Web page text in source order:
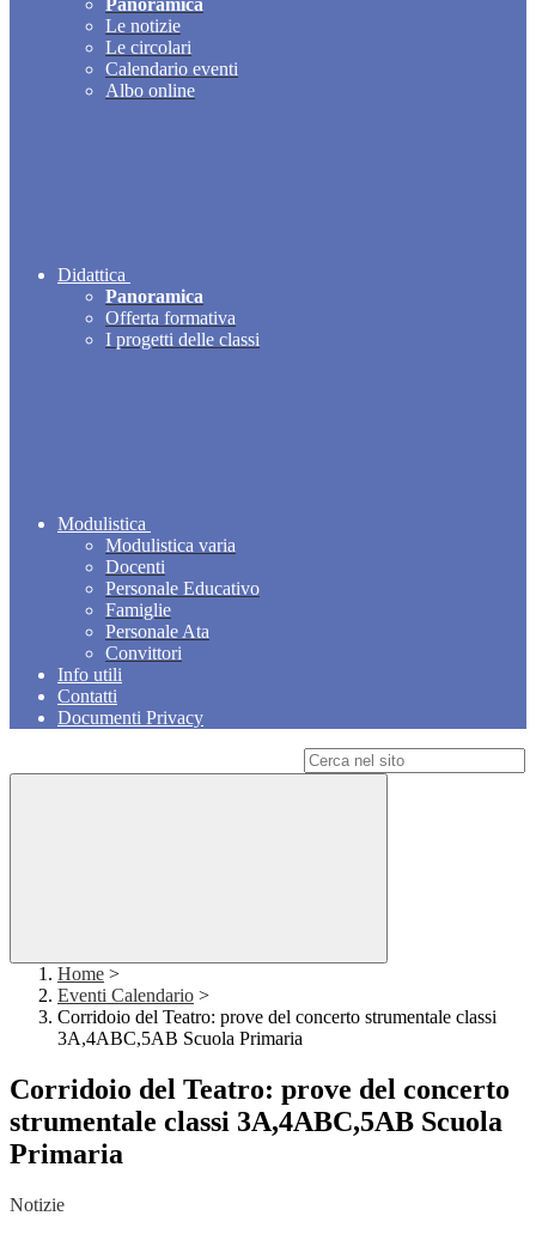
Panoramica
Le notizie
Le circolari
Calendario eventi
Albo online
Didattica
Panoramica
Offerta formativa
I progetti delle classi
Modulistica
Modulistica varia
Docenti
Personale Educativo
Famiglie
Personale Ata
Convittori
Info utili
Contatti
Documenti Privacy
Home >
Eventi Calendario >
Corridoio del Teatro: prove del concerto strumentale classi
3A,4ABC,5AB Scuola Primaria
Corridoio del Teatro: prove del concerto
strumentale classi 3A,4ABC,5AB Scuola
Primaria
Notizie